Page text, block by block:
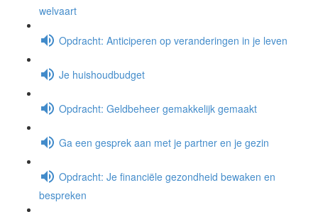
welvaart
Opdracht: Anticiperen op veranderingen in je leven
Je huishoudbudget
Opdracht: Geldbeheer gemakkelijk gemaakt
Ga een gesprek aan met je partner en je gezin
Opdracht: Je financiële gezondheid bewaken en
bespreken